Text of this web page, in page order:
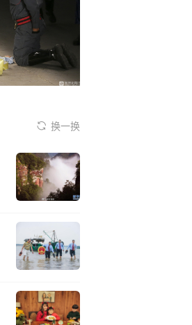
换一换